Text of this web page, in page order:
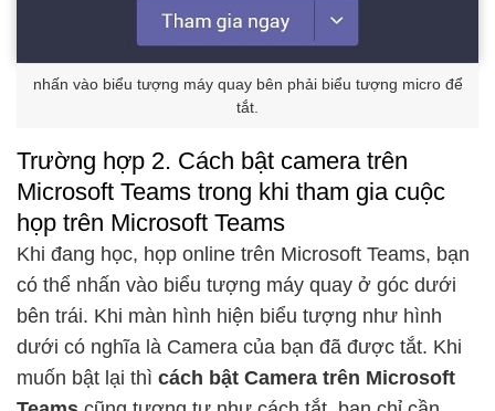
nhấn vào biểu tượng máy quay bên phải biểu tượng micro để
tắt.
Trường hợp 2. Cách bật camera trên
Microsoft Teams trong khi tham gia cuộc
họp trên Microsoft Teams
Khi đang học, họp online trên Microsoft Teams, bạn
có thể nhấn vào biểu tượng máy quay ở góc dưới
bên trái. Khi màn hình hiện biểu tượng như hình
dưới có nghĩa là Camera của bạn đã được tắt. Khi
muốn bật lại thì cách bật Camera trên Microsoft